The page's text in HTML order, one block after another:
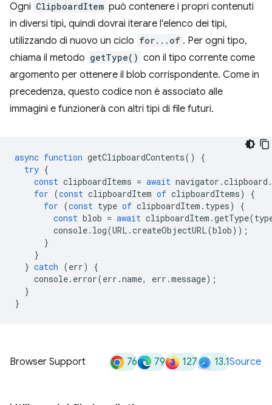
Ogni ClipboardItem può contenere i propri contenuti
in diversi tipi, quindi dovrai iterare l'elenco dei tipi,
utilizzando di nuovo un ciclo for...of . Per ogni tipo,
chiama il metodo getType() con il tipo corrente come
argomento per ottenere il blob corrispondente. Come in
precedenza, questo codice non è associato alle
immagini e funzionerà con altri tipi di file futuri.
async function getClipboardContents()
{
try {
const clipboardItems = await navigator .clipboard .
for (const clipboardItem of clipboardItems)
{
for (const type of clipboardItem . types)
{
const blob = await clipboardItem .getType(
console. log(URL .createObjectURL(blob));
}
}
} catch (err)
{
console. error(err .name, err .message);
}
}
Browser Support 76 79 127 13.1Source